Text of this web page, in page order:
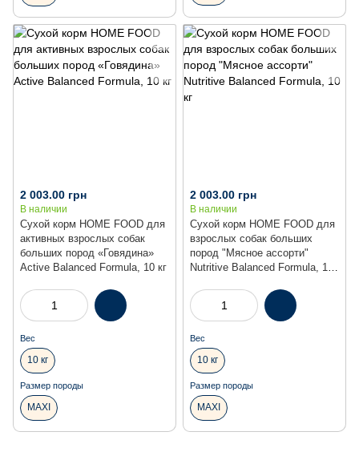
Сухой корм HOME FOOD для
активных взрослых собак
больших пород «Говядина»
Active Balanced Formula, 10 кг
2 003.00 грн
В наличии
Вес
10 кг
Размер породы
MAXI
Сухой корм HOME FOOD для
взрослых собак больших
пород "Мясное ассорти"
Nutritive Balanced Formula, 10
2 003.00 грн
В наличии
Вес
10 кг
Размер породы
MAXI